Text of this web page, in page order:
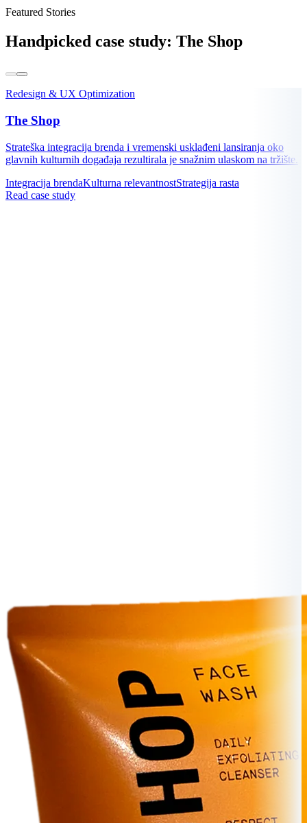
Featured Stories
Handpicked case study: The Shop
Redesign & UX Optimization
The Shop
Strateška integracija brenda i vremenski usklađeni lansiranja oko
glavnih kulturnih događaja rezultirala je snažnim ulaskom na tržište.
Integracija brendaKulturna relevantnostStrategija rasta
Read case study